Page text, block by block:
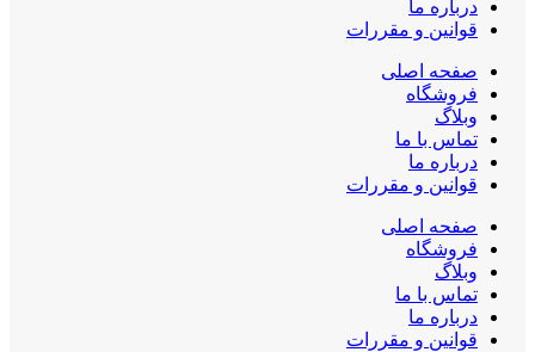
درباره ما
قوانین و مقررات
صفحه اصلی
فروشگاه
وبلاگ
تماس با ما
درباره ما
قوانین و مقررات
صفحه اصلی
فروشگاه
وبلاگ
تماس با ما
درباره ما
قوانین و مقررات